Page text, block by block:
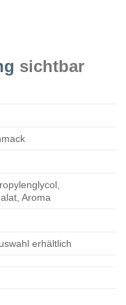
sichtbar
Aroma
erhältlich